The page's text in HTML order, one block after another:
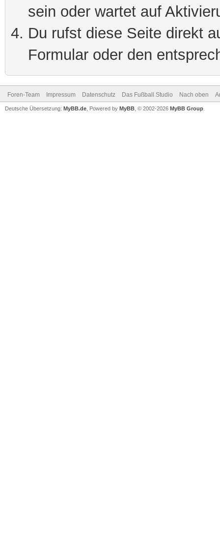
sein oder wartet auf
Du rufst diese Seite direkt
Formular oder den
Foren-Team Impressum Datenschutz Das Fußball Studio Nach oben
Deutsche Übersetzung: MyBB.de , Powered by MyBB , © 2002-2026 MyBB Group